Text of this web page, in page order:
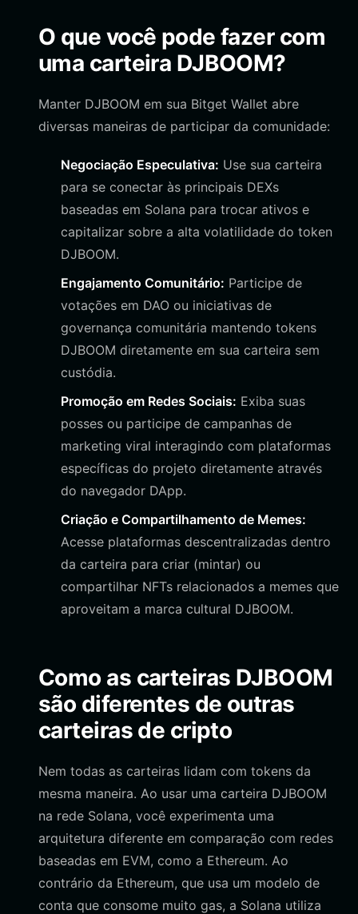
O que você pode fazer com
uma carteira DJBOOM?
Manter DJBOOM em sua Bitget Wallet abre
diversas maneiras de participar da comunidade:
Negociação Especulativa: Use sua carteira
para se conectar às principais DEXs
baseadas em Solana para trocar ativos e
capitalizar sobre a alta volatilidade do token
DJBOOM.
Engajamento Comunitário: Participe de
votações em DAO ou iniciativas de
governança comunitária mantendo tokens
DJBOOM diretamente em sua carteira sem
custódia.
Promoção em Redes Sociais: Exiba suas
posses ou participe de campanhas de
marketing viral interagindo com plataformas
específicas do projeto diretamente através
do navegador DApp.
Criação e Compartilhamento de Memes:
Acesse plataformas descentralizadas dentro
da carteira para criar (mintar) ou
compartilhar NFTs relacionados a memes que
aproveitam a marca cultural DJBOOM.
Como as carteiras DJBOOM
são diferentes de outras
carteiras de cripto
Nem todas as carteiras lidam com tokens da
mesma maneira. Ao usar uma carteira DJBOOM
na rede Solana, você experimenta uma
arquitetura diferente em comparação com redes
baseadas em EVM, como a Ethereum. Ao
contrário da Ethereum, que usa um modelo de
conta que consome muito gas, a Solana utiliza